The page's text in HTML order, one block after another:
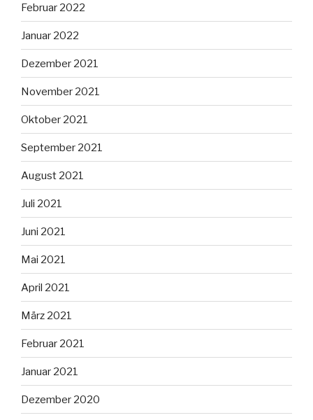
Februar 2022
Januar 2022
Dezember 2021
November 2021
Oktober 2021
September 2021
August 2021
Juli 2021
Juni 2021
Mai 2021
April 2021
März 2021
Februar 2021
Januar 2021
Dezember 2020